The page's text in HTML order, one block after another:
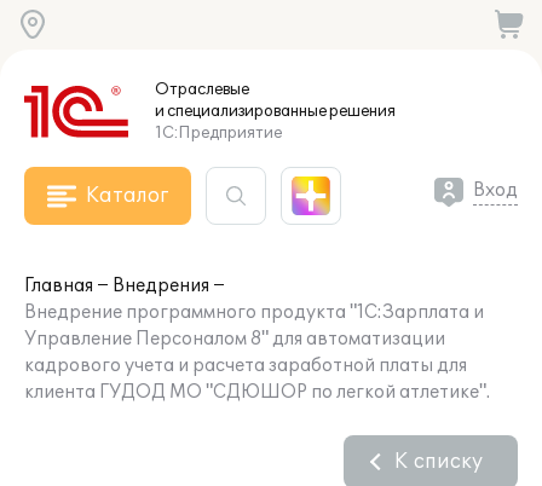
Отраслевые
и специализированныерешения
1С:Предприятие
Каталог Вход
Главная
Внедрения
Внедрение программного продукта "1С:Зарплата и
Управление Персоналом 8" для автоматизации
кадрового учета и расчета заработной платы для
клиента ГУДОД МО "СДЮШОР по легкой атлетике".
К списку